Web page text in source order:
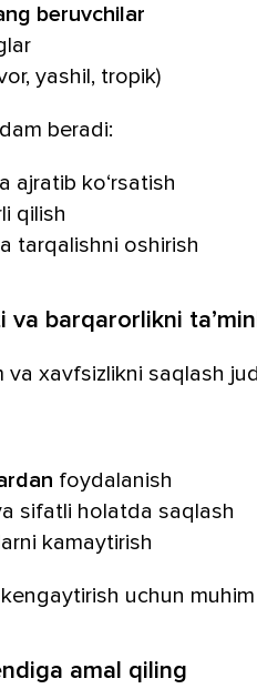
beruvchilar
yashil, tropik)
beradi:
ajratib ko‘rsatish
qilish
tarqalishni oshirish
va barqarorlikni
va xavfsizlikni saqlash
foydalanish
sifatli holatda saqlash
kamaytirish
uchun
amal qiling